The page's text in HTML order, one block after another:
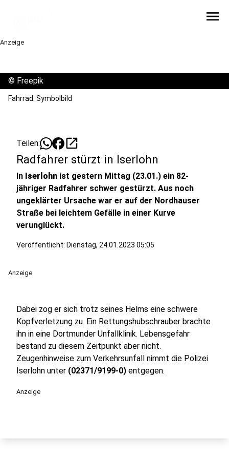
menu
Anzeige
© Freepik
Fahrrad: Symbolbild
Teilen: open_in_new
Radfahrer stürzt in Iserlohn
In Iserlohn ist gestern Mittag (23.01.) ein 82-
jähriger Radfahrer schwer gestürzt. Aus noch
ungeklärter Ursache war er auf der Nordhauser
Straße bei leichtem Gefälle in einer Kurve
verunglückt.
Veröffentlicht: Dienstag, 24.01.2023 05:05
Anzeige
Dabei zog er sich trotz seines Helms eine schwere
Kopfverletzung zu. Ein Rettungshubschrauber brachte
ihn in eine Dortmunder Unfallklinik. Lebensgefahr
bestand zu diesem Zeitpunkt aber nicht.
Zeugenhinweise zum Verkehrsunfall nimmt die Polizei
Iserlohn unter (02371/9199-0) entgegen.
Anzeige